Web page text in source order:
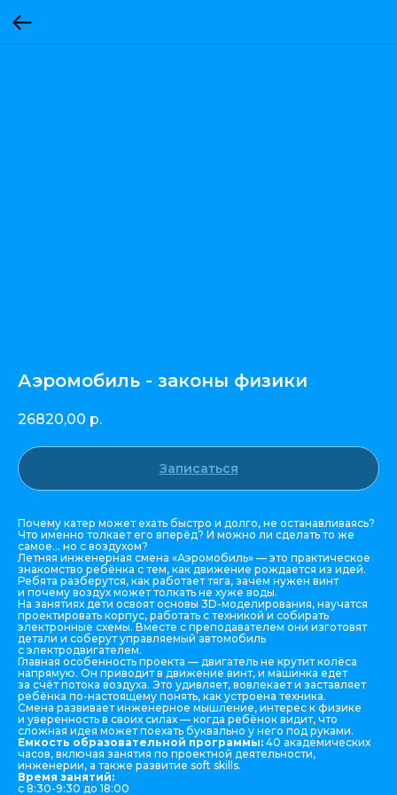
Аэромобиль - законы физики
26820,00 р.
Записаться
Почему катер может ехать быстро и долго, не останавливаясь?
Что именно толкает его вперёд? И можно ли сделать то же
самое... но с воздухом?
Летняя инженерная смена «Аэромобиль» — это практическое
знакомство ребёнка с тем, как движение рождается из идей.
Ребята разберутся, как работает тяга, зачем нужен винт
и почему воздух может толкать не хуже воды.
На занятиях дети освоят основы 3D-моделирования, научатся
проектировать корпус, работать с техникой и собирать
электронные схемы. Вместе с преподавателем они изготовят
детали и соберут управляемый автомобиль
с электродвигателем.
Главная особенность проекта — двигатель не крутит колёса
напрямую. Он приводит в движение винт, и машинка едет
за счёт потока воздуха. Это удивляет, вовлекает и заставляет
ребёнка по-настоящему понять, как устроена техника.
Смена развивает инженерное мышление, интерес к физике
и уверенность в своих силах — когда ребёнок видит, что
сложная идея может поехать буквально у него под руками.
Емкость образовательной программы: 40 академических
часов, включая занятия по проектной деятельности,
инженерии, а также развитие soft skills.
Время занятий:
с 8:30-9:30 до 18:00